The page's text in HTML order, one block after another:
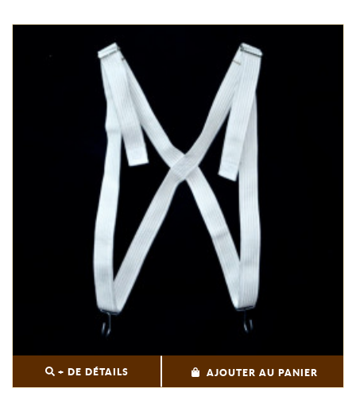
+ DE DÉTAILS AJOUTER AU PANIER